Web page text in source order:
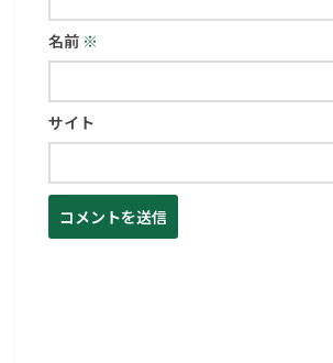
名前 ※
サイト